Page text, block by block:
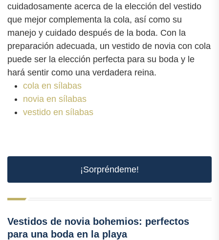
cuidadosamente acerca de la elección del vestido
que mejor complementa la cola, así como su
manejo y cuidado después de la boda. Con la
preparación adecuada, un vestido de novia con cola
puede ser la elección perfecta para su boda y le
hará sentir como una verdadera reina.
cola en sílabas
novia en sílabas
vestido en sílabas
¡Sorpréndeme!
Vestidos de novia bohemios: perfectos
para una boda en la playa